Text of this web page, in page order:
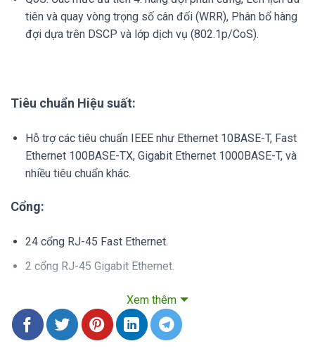
tiên và quay vòng trọng số cân đối (WRR), Phân bổ hàng
đợi dựa trên DSCP và lớp dịch vụ (802.1p/CoS).
Tiêu chuẩn Hiệu suất:
Hỗ trợ các tiêu chuẩn IEEE như Ethernet 10BASE-T, Fast
Ethernet 100BASE-TX, Gigabit Ethernet 1000BASE-T, và
nhiều tiêu chuẩn khác.
Cổng:
24 cổng RJ-45 Fast Ethernet.
2 cổng RJ-45 Gigabit Ethernet.
Hiệu suất:
Xem thêm